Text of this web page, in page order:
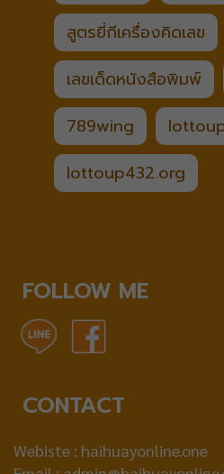
สูตรยี่กีเครื่องคิดเลข
เลขเด็ดหนังสือพิมพ์
789wing
lottoup432.org
FOLLOW ME
CONTACT
Webiste : haihuayonline.one